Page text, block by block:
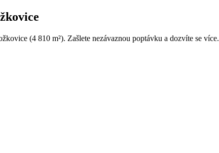
(4 810 m²). Zašlete nezávaznou poptávku a dozvíte se více.